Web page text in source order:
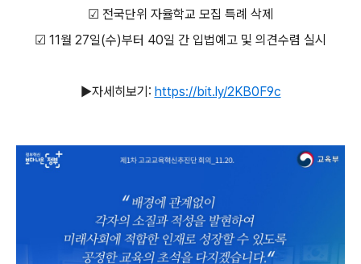
☑ 전국단위 자율학교 모집 특례 삭제
☑ 11월 27일(수)부터 40일 간 입법예고 및 의견수렴 실시
▶자세히보기: https://bit.ly/2KB0F9c